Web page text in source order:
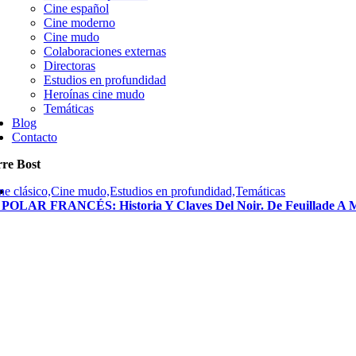
Cine español
Cine moderno
Cine mudo
Colaboraciones externas
Directoras
Estudios en profundidad
Heroínas cine mudo
Temáticas
Blog
Contacto
Bost
clásico,Cine mudo,Estudios en profundidad,Temáticas
FRANCÉS: Historia Y Claves Del Noir. De Feuillade A